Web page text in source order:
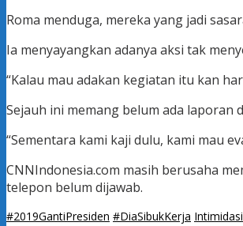
Roma menduga, mereka yang jadi
Ia menyayangkan adanya aksi tak
“Kalau mau adakan kegiatan itu kan
Sejauh ini memang belum ada laporan
“Sementara kami kaji dulu, kami mau
CNNIndonesia.com masih berusaha
telepon belum dijawab.
#2019GantiPresiden #DiaSibukKerja Intimidasi